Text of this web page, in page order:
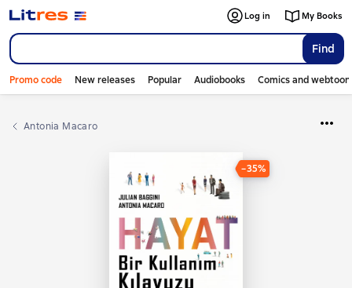
Find
Log in My Books
Promo code New releases Popular Audiobooks Comics and
Antonia Macaro
−35%